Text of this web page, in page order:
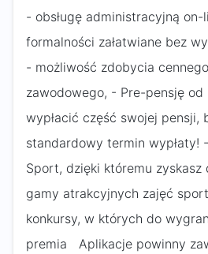
- obsługę administracyjną
formalności załatwiane bez
- możliwość zdobycia
zawodowego, - Pre-pensję
wypłacić część swojej pensji,
standardowy termin wypłaty!
Sport, dzięki któremu zyskasz
gamy atrakcyjnych zajęć
konkursy, w których do
premia Aplikacje powinny